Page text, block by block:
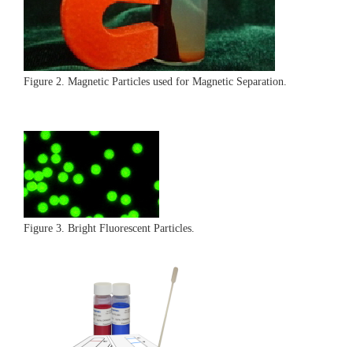
Figure 2. Magnetic Particles used for Magnetic Separation.
Figure 3. Bright Fluorescent Particles.